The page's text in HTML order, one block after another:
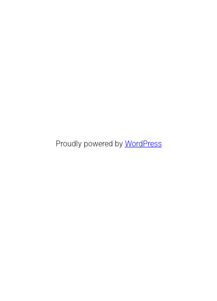
Proudly powered by WordPress